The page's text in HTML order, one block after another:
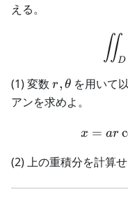
える。
∬D
(1) 変数 r,\theta
r, θ を用いて
アンを求めよ。
x = ar
(2) 上の重積分を計算せ